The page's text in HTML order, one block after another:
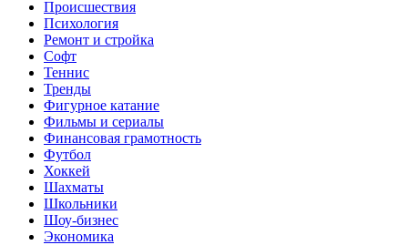
Происшествия
Психология
Ремонт и стройка
Софт
Теннис
Тренды
Фигурное катание
Фильмы и сериалы
Финансовая грамотность
Футбол
Хоккей
Шахматы
Школьники
Шоу-бизнес
Экономика